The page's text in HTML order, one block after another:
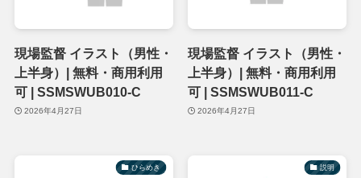
現場監督 イラスト（男性・
上半身）| 無料・商用利用
可 | SSMSWUB010-C
2026年4月27日
現場監督 イラスト（男性・
上半身）| 無料・商用利用
可 | SSMSWUB011-C
2026年4月27日
ひらめき 説明